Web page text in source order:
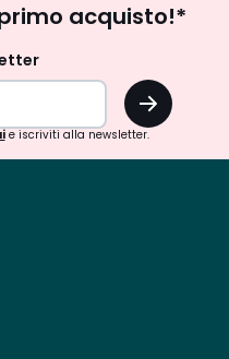
primo acquisto!*
OK
e iscriviti alla newsletter.